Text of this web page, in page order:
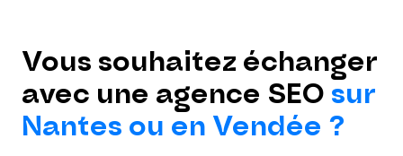
Vous souhaitez échanger
avec une agence SEO sur
Nantes ou en Vendée ?